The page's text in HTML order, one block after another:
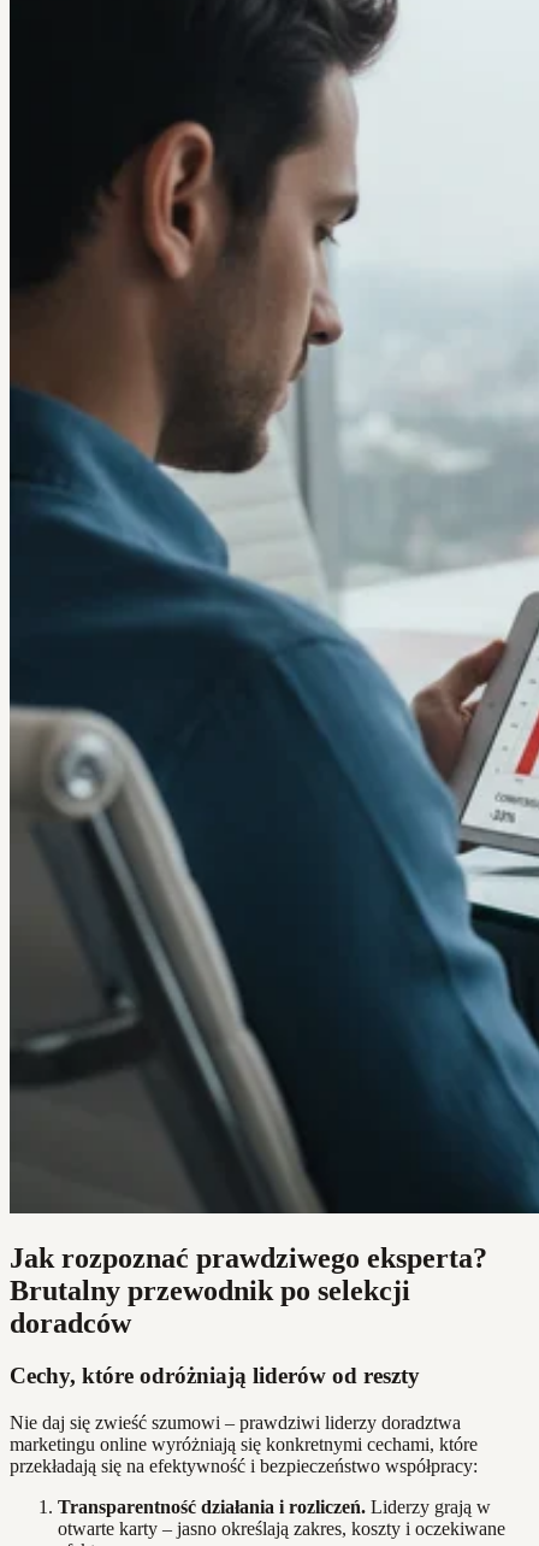
Jak rozpoznać prawdziwego eksperta?
Brutalny przewodnik po selekcji
doradców
Cechy, które odróżniają liderów od reszty
Nie daj się zwieść szumowi – prawdziwi liderzy doradztwa
marketingu online wyróżniają się konkretnymi cechami, które
przekładają się na efektywność i bezpieczeństwo współpracy:
Transparentność działania i rozliczeń. Liderzy grają w
otwarte karty – jasno określają zakres, koszty i oczekiwane